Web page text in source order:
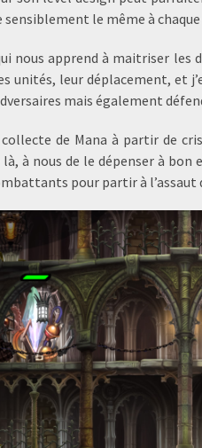
le même à
nous apprend à maitriser les
unités, leur déplacement, et
mais également
de Mana à partir de
à nous de le dépenser à
pour partir à l’assaut